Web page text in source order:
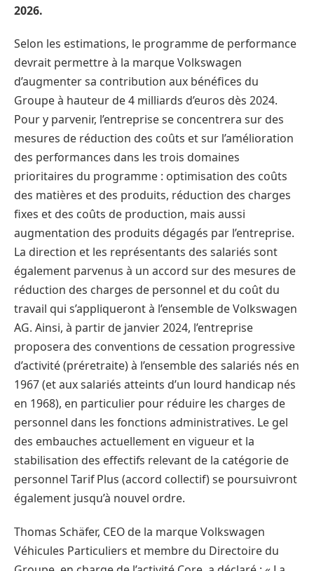
2026.
Selon les estimations, le programme de performance
devrait permettre à la marque Volkswagen
d’augmenter sa contribution aux bénéfices du
Groupe à hauteur de 4 milliards d’euros dès 2024.
Pour y parvenir, l’entreprise se concentrera sur des
mesures de réduction des coûts et sur l’amélioration
des performances dans les trois domaines
prioritaires du programme : optimisation des coûts
des matières et des produits, réduction des charges
fixes et des coûts de production, mais aussi
augmentation des produits dégagés par l’entreprise.
La direction et les représentants des salariés sont
également parvenus à un accord sur des mesures de
réduction des charges de personnel et du coût du
travail qui s’appliqueront à l’ensemble de Volkswagen
AG. Ainsi, à partir de janvier 2024, l’entreprise
proposera des conventions de cessation progressive
d’activité (préretraite) à l’ensemble des salariés nés en
1967 (et aux salariés atteints d’un lourd handicap nés
en 1968), en particulier pour réduire les charges de
personnel dans les fonctions administratives. Le gel
des embauches actuellement en vigueur et la
stabilisation des effectifs relevant de la catégorie de
personnel Tarif Plus (accord collectif) se poursuivront
également jusqu’à nouvel ordre.
Thomas Schäfer, CEO de la marque Volkswagen
Véhicules Particuliers et membre du Directoire du